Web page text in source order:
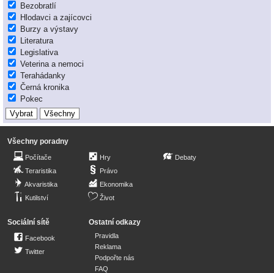
Bezobratlí
Hlodavci a zajícovci
Burzy a výstavy
Literatura
Legislativa
Veterina a nemoci
Terahádanky
Černá kronika
Pokec
Všechny poradny
Počítače
Teraristika
Akvaristika
Kutilství
Hry
Právo
Ekonomika
Život
Debaty
Sociální sítě
Facebook
Twitter
Ostatní odkazy
Pravidla
Reklama
Podpořte nás
FAQ